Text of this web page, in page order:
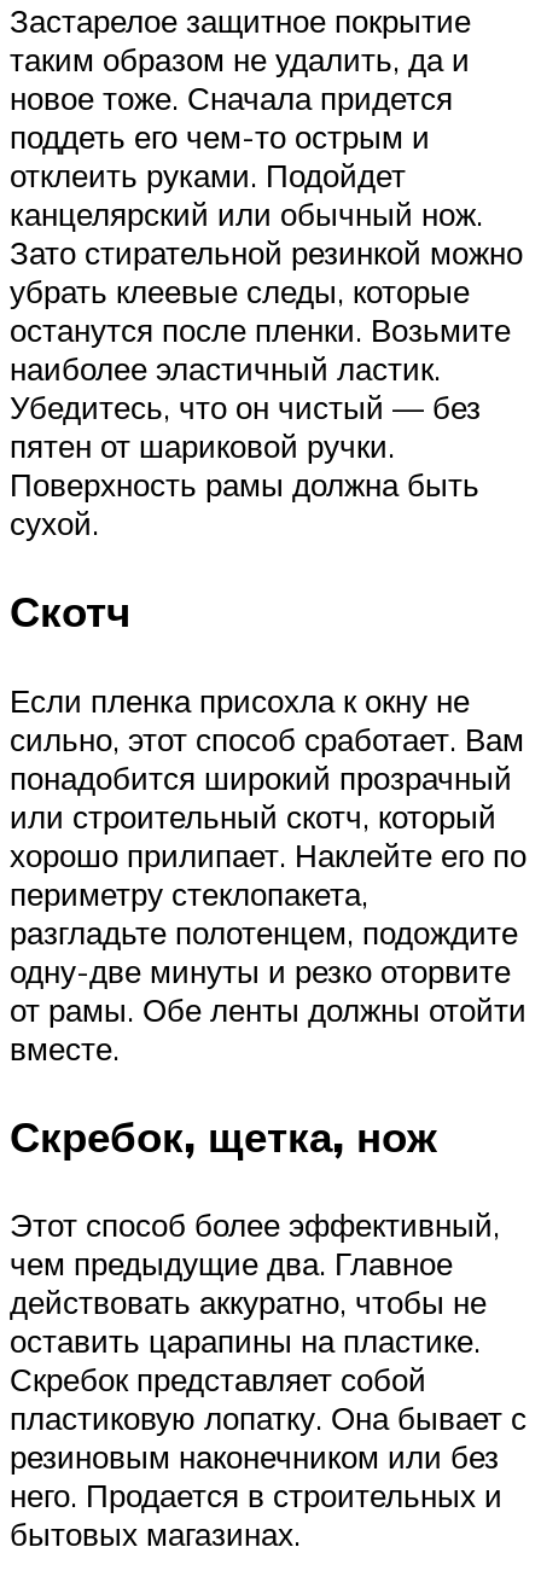
Застарелое защитное покрытие
таким образом не удалить, да и
новое тоже. Сначала придется
поддеть его чем-то острым и
отклеить руками. Подойдет
канцелярский или обычный нож.
Зато стирательной резинкой можно
убрать клеевые следы, которые
останутся после пленки. Возьмите
наиболее эластичный ластик.
Убедитесь, что он чистый — без
пятен от шариковой ручки.
Поверхность рамы должна быть
сухой.
Скотч
Если пленка присохла к окну не
сильно, этот способ сработает. Вам
понадобится широкий прозрачный
или строительный скотч, который
хорошо прилипает. Наклейте его по
периметру стеклопакета,
разгладьте полотенцем, подождите
одну-две минуты и резко оторвите
от рамы. Обе ленты должны отойти
вместе.
Скребок, щетка, нож
Этот способ более эффективный,
чем предыдущие два. Главное
действовать аккуратно, чтобы не
оставить царапины на пластике.
Скребок представляет собой
пластиковую лопатку. Она бывает с
резиновым наконечником или без
него. Продается в строительных и
бытовых магазинах.